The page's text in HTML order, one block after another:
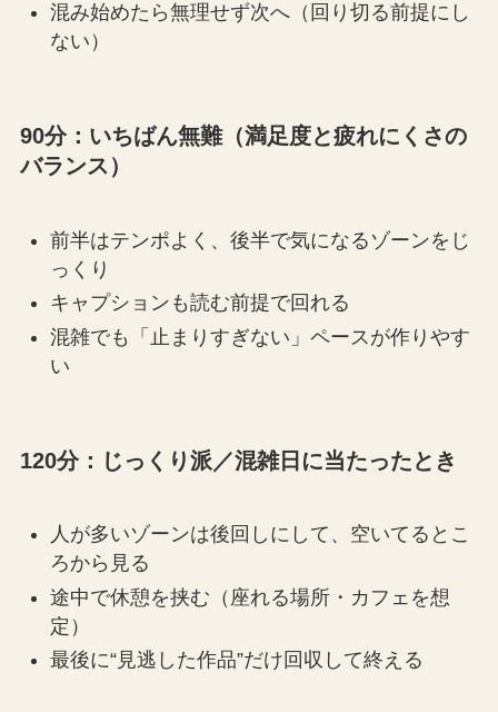
混み始めたら無理せず次へ（回り切る前提にし
ない）
90分：いちばん無難（満足度と疲れにくさの
バランス）
前半はテンポよく、後半で気になるゾーンをじ
っくり
キャプションも読む前提で回れる
混雑でも「止まりすぎない」ペースが作りやす
い
120分：じっくり派／混雑日に当たったとき
人が多いゾーンは後回しにして、空いてるとこ
ろから見る
途中で休憩を挟む（座れる場所・カフェを想
定）
最後に“見逃した作品”だけ回収して終える